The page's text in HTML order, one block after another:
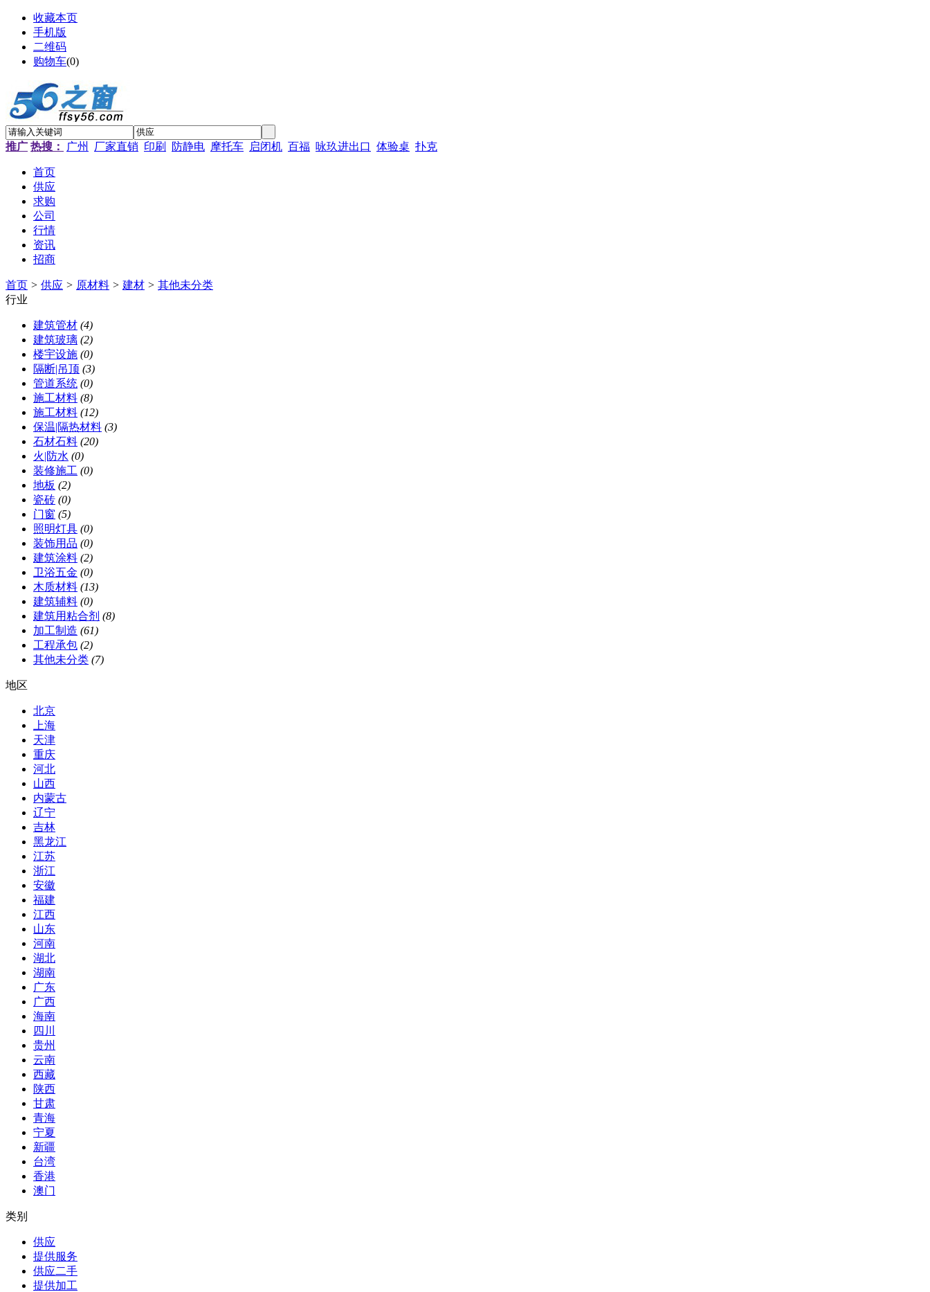
收藏本页
手机版
二维码
购物车(0)
推广 热搜： 广州 厂家直销 印刷 防静电 摩托车 启闭机 百福 咏玖进出口 体验桌 扑克
首页
供应
求购
公司
行情
资讯
招商
首页 > 供应 > 原材料 > 建材 > 其他未分类
行业
建筑管材 (4)
建筑玻璃 (2)
楼宇设施 (0)
隔断|吊顶 (3)
管道系统 (0)
施工材料 (8)
施工材料 (12)
保温|隔热材料 (3)
石材石料 (20)
火|防水 (0)
装修施工 (0)
地板 (2)
瓷砖 (0)
门窗 (5)
照明灯具 (0)
装饰用品 (0)
建筑涂料 (2)
卫浴五金 (0)
木质材料 (13)
建筑辅料 (0)
建筑用粘合剂 (8)
加工制造 (61)
工程承包 (2)
其他未分类 (7)
地区
北京
上海
天津
重庆
河北
山西
内蒙古
辽宁
吉林
黑龙江
江苏
浙江
安徽
福建
江西
山东
河南
湖北
湖南
广东
广西
海南
四川
贵州
云南
西藏
陕西
甘肃
青海
宁夏
新疆
台湾
香港
澳门
类别
供应
提供服务
供应二手
提供加工